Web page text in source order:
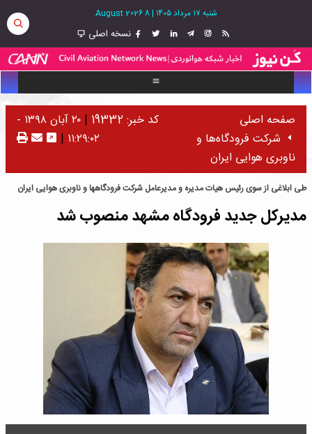
شنبه ۱۷ مرداد ۱۴۰۵ |
8 August 2026
نسخه اصلی
صفحه اصلی
شرکت فرودگاه‌ها و
ناوبری هوایی ایران
کد خبر: 19332 |
۲۰ آبان ۱۳۹۸ -
۱۱:۲۹:۰۲ |
طی ابلاغی از سوی رئیس هیات مدیره و مدیرعامل شرکت فرودگاه‎ها و ناوبری هوایی ایران
مدیرکل جدید فرودگاه مشهد منصوب شد